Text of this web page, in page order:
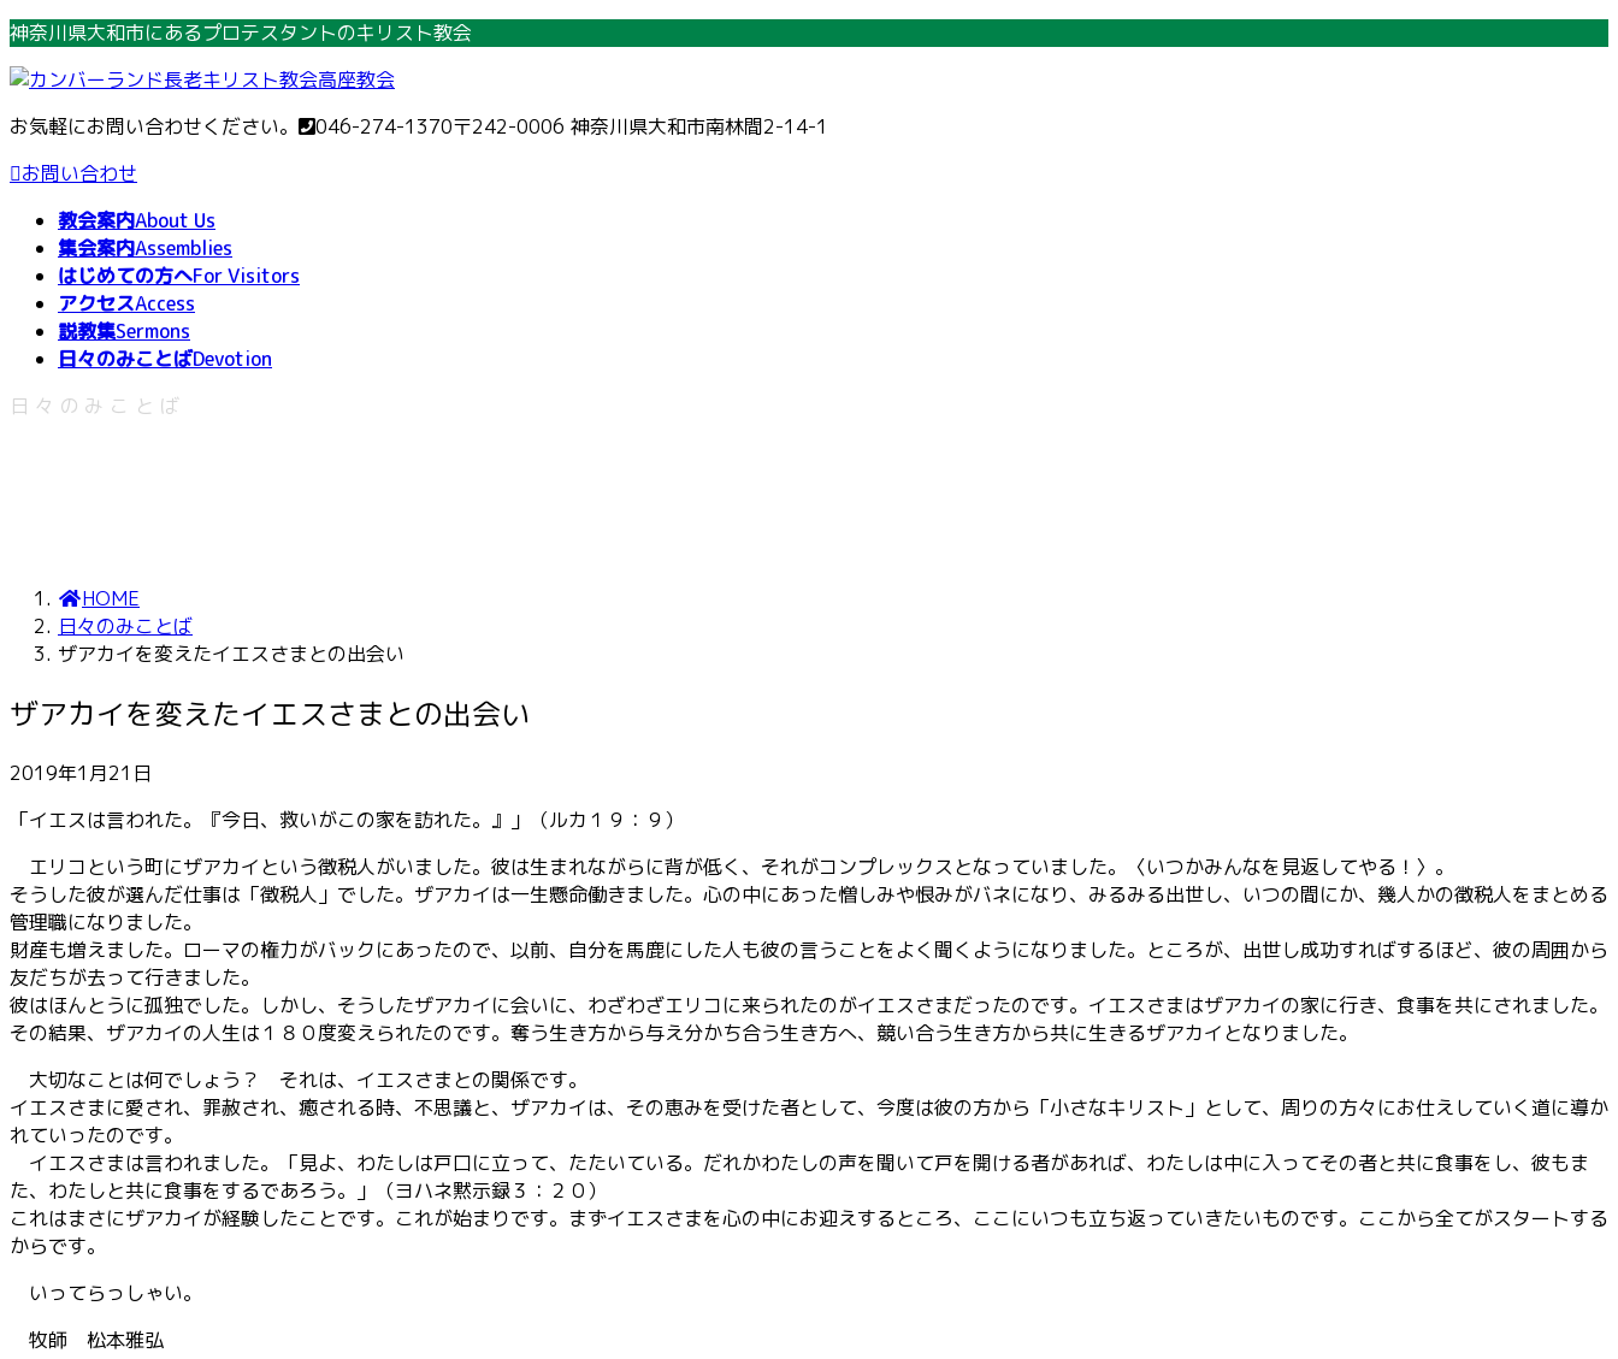
コ
テ
ン
ツ
へ
ナ
ゲ
ー
シ
ョ
神奈川県大和市にあるプロテスタントのキリスト教会
お気軽にお問い合わせください。 046-274-1370〒242-0006 神奈川県大和市南林間2-14-1
お問い合わせ
教会案内About Us
集会案内Assemblies
はじめての方へFor Visitors
アクセスAccess
説教集Sermons
日々のみことばDevotion
日々のみことば
HOME
日々のみことば
ザアカイを変えたイエスさまとの出会い
ザアカイを変えたイエスさまとの出会い
2019年1月21日
「イエスは言われた。『今日、救いがこの家を訪れた。』」（ルカ１９：９）
エリコという町にザアカイという徴税人がいました。彼は生まれながらに背が低く、それがコンプレックスとなっていました。〈いつかみんなを見返してやる！〉。
そうした彼が選んだ仕事は「徴税人」でした。ザアカイは一生懸命働きました。心の中にあった憎しみや恨みがバネになり、みるみる出世し、いつの間にか、幾人かの徴税人をまとめる
管理職になりました。
財産も増えました。ローマの権力がバックにあったので、以前、自分を馬鹿にした人も彼の言うことをよく聞くようになりました。ところが、出世し成功すればするほど、彼の周囲から
友だちが去って行きました。
彼はほんとうに孤独でした。しかし、そうしたザアカイに会いに、わざわざエリコに来られたのがイエスさまだったのです。イエスさまはザアカイの家に行き、食事を共にされました。
その結果、ザアカイの人生は１８０度変えられたのです。奪う生き方から与え分かち合う生き方へ、競い合う生き方から共に生きるザアカイとなりました。
大切なことは何でしょう？ それは、イエスさまとの関係です。
イエスさまに愛され、罪赦され、癒される時、不思議と、ザアカイは、その恵みを受けた者として、今度は彼の方から「小さなキリスト」として、周りの方々にお仕えしていく道に導か
れていったのです。
イエスさまは言われました。「見よ、わたしは戸口に立って、たたいている。だれかわたしの声を聞いて戸を開ける者があれば、わたしは中に入ってその者と共に食事をし、彼もま
た、わたしと共に食事をするであろう。」（ヨハネ黙示録３：２０）
これはまさにザアカイが経験したことです。これが始まりです。まずイエスさまを心の中にお迎えするところ、ここにいつも立ち返っていきたいものです。ここから全てがスタートする
からです。
いってらっしゃい。
牧師 松本雅弘